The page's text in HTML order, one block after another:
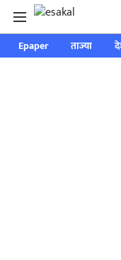
Epaper ताज्या